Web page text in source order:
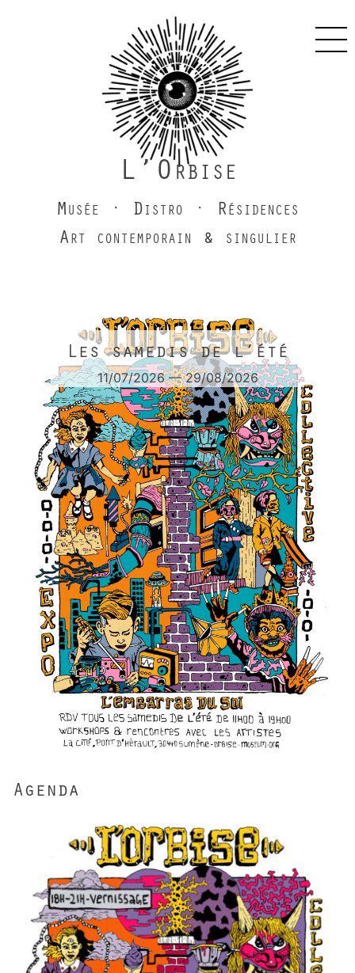
L’Orbise
Musée · Distro · Résidences
Art contemporain & singulier
Les samedis de l’été
11/07/2026 — 29/08/2026
Agenda